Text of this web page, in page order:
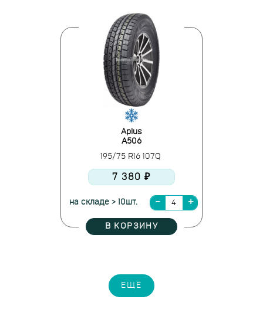
Aplus
A506
195/75 R16 107Q
7 380 ₽
на складе > 10шт.
В КОРЗИНУ
ЕЩЁ